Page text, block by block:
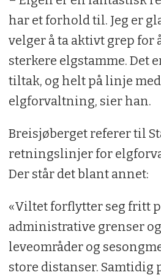
har et forhold til. Jeg er
velger å ta aktivt grep for
sterkere elgstamme. Det
tiltak, og helt på linje
elgforvaltning, sier han.
Breisjøberget referer til
retningslinjer for
Der står det blant annet:
«Viltet forflytter seg fritt
administrative grenser
leveområder og
store distanser. Samtidig